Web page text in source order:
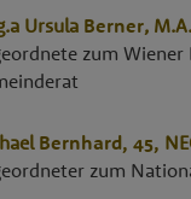
Ursula Berner, M.A.
zum Wiener
Bernhard, 45,
zum